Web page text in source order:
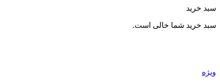
خرید
خرید شما خالی است.